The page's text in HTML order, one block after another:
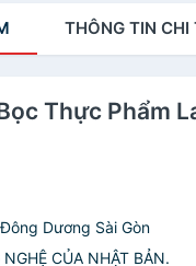
THÔNG TIN CHI
Thực Phẩm
Dương Sài Gòn
CỦA NHẬT BẢN.